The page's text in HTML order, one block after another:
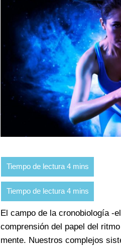
El campo de la cronobiología -
comprensión del papel del
mente. Nuestros complejos